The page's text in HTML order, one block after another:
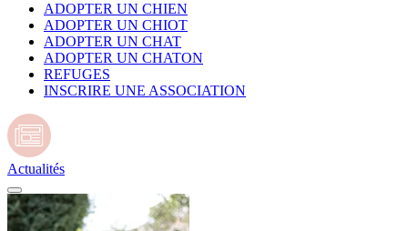
ADOPTER UN CHIEN
ADOPTER UN CHIOT
ADOPTER UN CHAT
ADOPTER UN CHATON
REFUGES
INSCRIRE UNE ASSOCIATION
Actualités